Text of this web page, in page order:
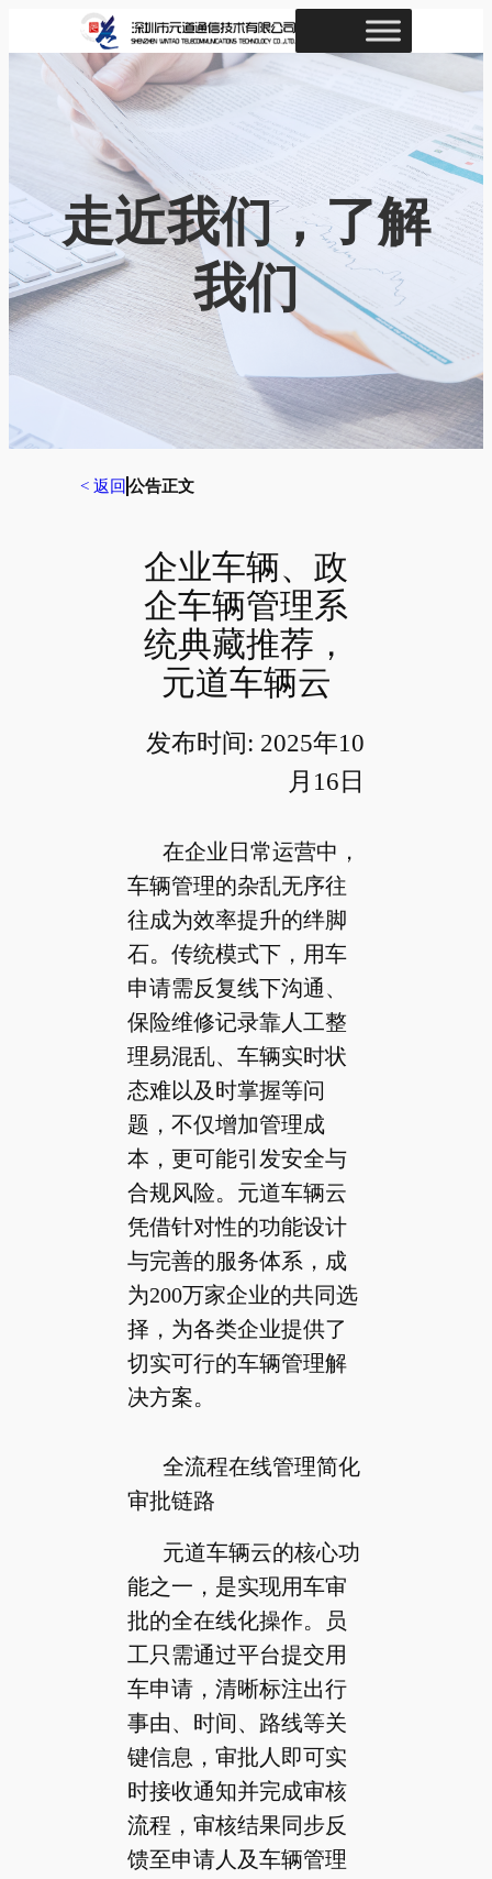
走近我们，了解
我们
< 返回 公告正文
企业车辆、政
企车辆管理系
统典藏推荐，
元道车辆云
发布时间: 2025年10
月16日
在企业日常运营中，
车辆管理的杂乱无序往
往成为效率提升的绊脚
石。传统模式下，用车
申请需反复线下沟通、
保险维修记录靠人工整
理易混乱、车辆实时状
态难以及时掌握等问
题，不仅增加管理成
本，更可能引发安全与
合规风险。元道车辆云
凭借针对性的功能设计
与完善的服务体系，成
为200万家企业的共同选
择，为各类企业提供了
切实可行的车辆管理解
决方案。
全流程在线管理简化
审批链路
元道车辆云的核心功
能之一，是实现用车审
批的全在线化操作。员
工只需通过平台提交用
车申请，清晰标注出行
事由、时间、路线等关
键信息，审批人即可实
时接收通知并完成审核
流程，审核结果同步反
馈至申请人及车辆管理